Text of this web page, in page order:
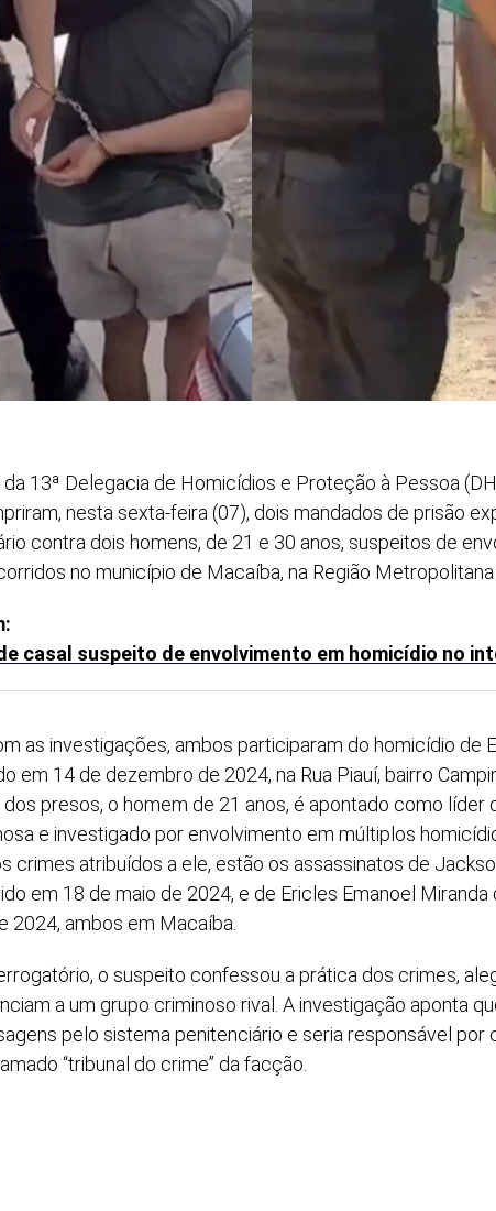
da 13ª Delegacia de Homicídios e Proteção à Pessoa
nesta sexta-feira (07), dois mandados de prisão
contra dois homens, de 21 e 30 anos, suspeitos de
no município de Macaíba, na Região Metropolitana
casal suspeito de envolvimento em homicídio no
as investigações, ambos participaram do homicídio de
em 14 de dezembro de 2024, na Rua Piauí, bairro
presos, o homem de 21 anos, é apontado como líder
e investigado por envolvimento em múltiplos
crimes atribuídos a ele, estão os assassinatos de
em 18 de maio de 2024, e de Ericles Emanoel Miranda
2024, ambos em Macaíba.
o suspeito confessou a prática dos crimes,
a um grupo criminoso rival. A investigação aponta
pelo sistema penitenciário e seria responsável por
“tribunal do crime” da facção.